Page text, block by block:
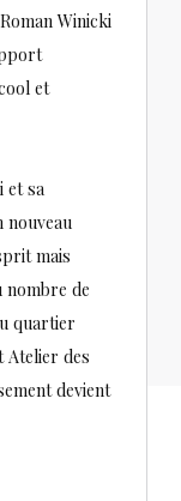
Winicki
et
et sa
nouveau
mais
nombre de
quartier
Atelier des
devient